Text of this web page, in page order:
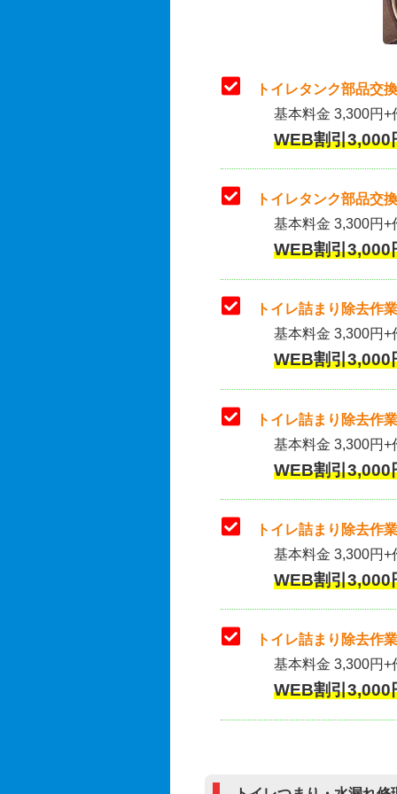
トイレタンク部品交
基本料金 3,300円
WEB割引
トイレタンク部品交
基本料金 3,300円+
WEB割引
トイレ詰まり除去作
基本料金 3,300円+
WEB割引
トイレ詰まり除去作
基本料金 3,300円+
WEB割引
トイレ詰まり除去
基本料金 3,300円+
WEB割引
トイレ詰まり除去作
基本料金 3,300円+
WEB割引